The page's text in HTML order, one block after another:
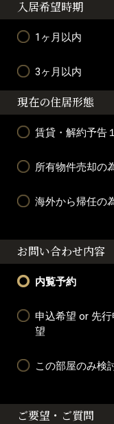
入居希望時期
1ヶ月以内
3ヶ月以内
現在の住居形態
賃貸・解約予告
所有物件売却の
海外から帰任の
お問い合わせ内容
内覧予約
申込希望 or 先
望
この部屋のみ検
ご要望・ご質問